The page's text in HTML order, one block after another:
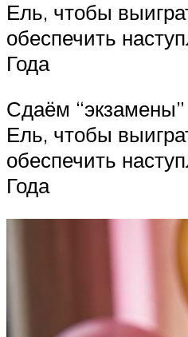
Ель, чтобы
обеспечить
Года
Сдаём
Ель, чтобы
обеспечить
Года